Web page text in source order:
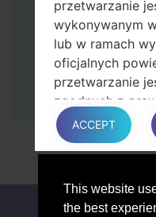
This website
the best
ponownego
Na koniec
telefon
się od
przetwarzanie
wykonywanym
lub w ramach
oficjalnych
przetwarzanie
zgodnych z
prowadzonej
osobę trzecią.
W każdym
konkretną
ACCEPT